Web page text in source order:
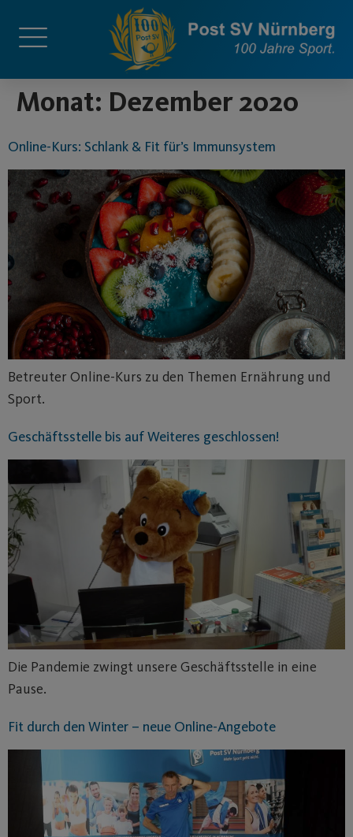
Monat: Dezember 2020
Online-Kurs: Schlank & Fit für’s Immunsystem
Betreuter Online-Kurs zu den Themen Ernährung und
Sport.
Geschäftsstelle bis auf Weiteres geschlossen!
Die Pandemie zwingt unsere Geschäftsstelle in eine
Pause.
Fit durch den Winter – neue Online-Angebote